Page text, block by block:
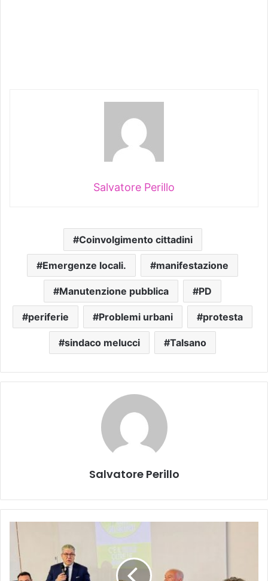
Salvatore Perillo
Coinvolgimento cittadini
Emergenze locali. manifestazione
Manutenzione pubblica PD
periferie Problemi urbani protesta
sindaco melucci Talsano
Salvatore Perillo
UDC
Puglia
Popolare
insieme